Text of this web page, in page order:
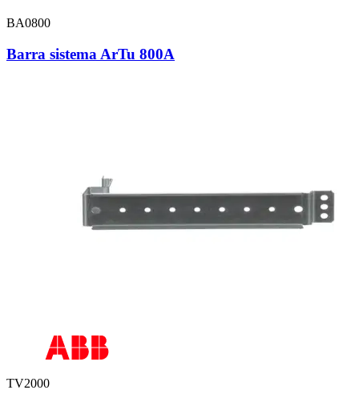
BA0800
Barra sistema ArTu 800A
TV2000